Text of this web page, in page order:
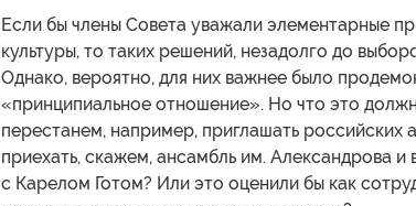
Если бы члены Совета уважали элементарные
культуры, то таких решений, незадолго до
Однако, вероятно, для них важнее было
«принципиальное отношение». Но что это
перестанем, например, приглашать российских
приехать, скажем, ансамбль им. Александрова и
с Карелом Готом? Или это оценили бы как